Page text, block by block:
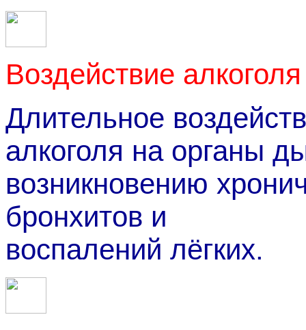
Воздействие
Длительное
алкоголя на органы
возникновению
бронхитов и
воспалений лёгких.